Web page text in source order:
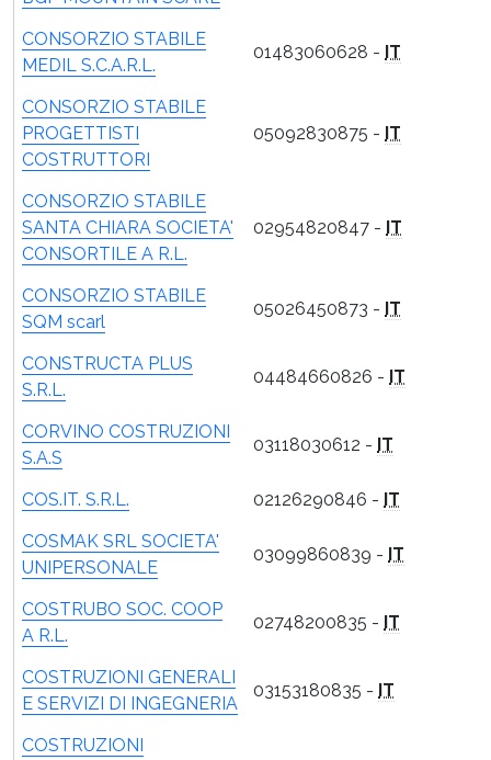
CONSORZIO STABILE
MEDIL S.C.A.R.L.
01483060628 - IT
CONSORZIO STABILE
PROGETTISTI
COSTRUTTORI
05092830875 - IT
CONSORZIO STABILE
SANTA CHIARA SOCIETA'
CONSORTILE A R.L.
02954820847 - IT
CONSORZIO STABILE
SQM scarl
05026450873 - IT
CONSTRUCTA PLUS
S.R.L.
04484660826 - IT
CORVINO COSTRUZIONI
S.A.S
03118030612 - IT
COS.IT. S.R.L. 02126290846 - IT
COSMAK SRL SOCIETA'
UNIPERSONALE
03099860839 - IT
COSTRUBO SOC. COOP
A R.L.
02748200835 - IT
COSTRUZIONI GENERALI
E SERVIZI DI INGEGNERIA
03153180835 - IT
COSTRUZIONI